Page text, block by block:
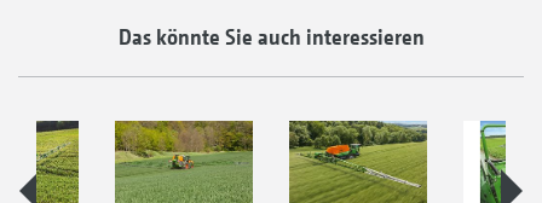
Das könnte Sie auch interessieren